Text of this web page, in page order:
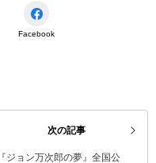
Facebook
次の記事
『ジョン万次郎の夢』全国公